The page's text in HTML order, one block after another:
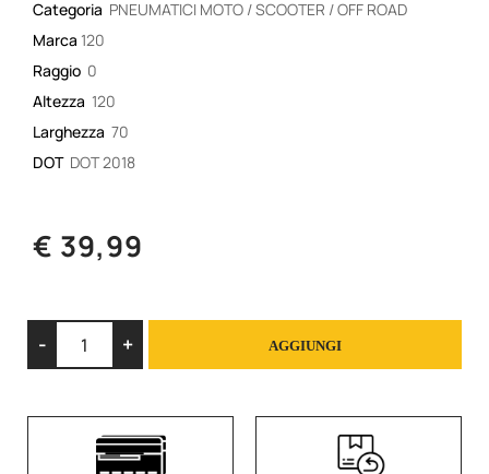
Categoria PNEUMATICI MOTO / SCOOTER / OFF ROAD
Marca 120
Raggio 0
Altezza 120
Larghezza 70
DOT DOT 2018
€ 39,99
AGGIUNGI